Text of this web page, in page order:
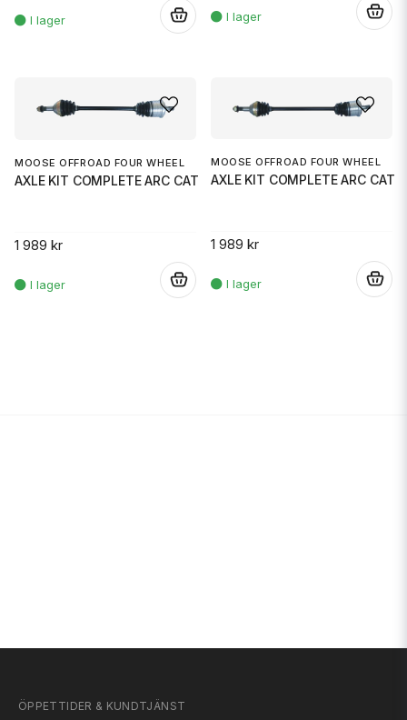
MOOSE OFFROAD FOUR WHEEL
AXLE KIT COMPLETE ARC CAT
1 989 kr
MOOSE OFFROAD FOUR WHEEL
AXLE KIT COMPLETE ARC CAT
1 989 kr
ÖPPETTIDER & KUNDTJÄNST